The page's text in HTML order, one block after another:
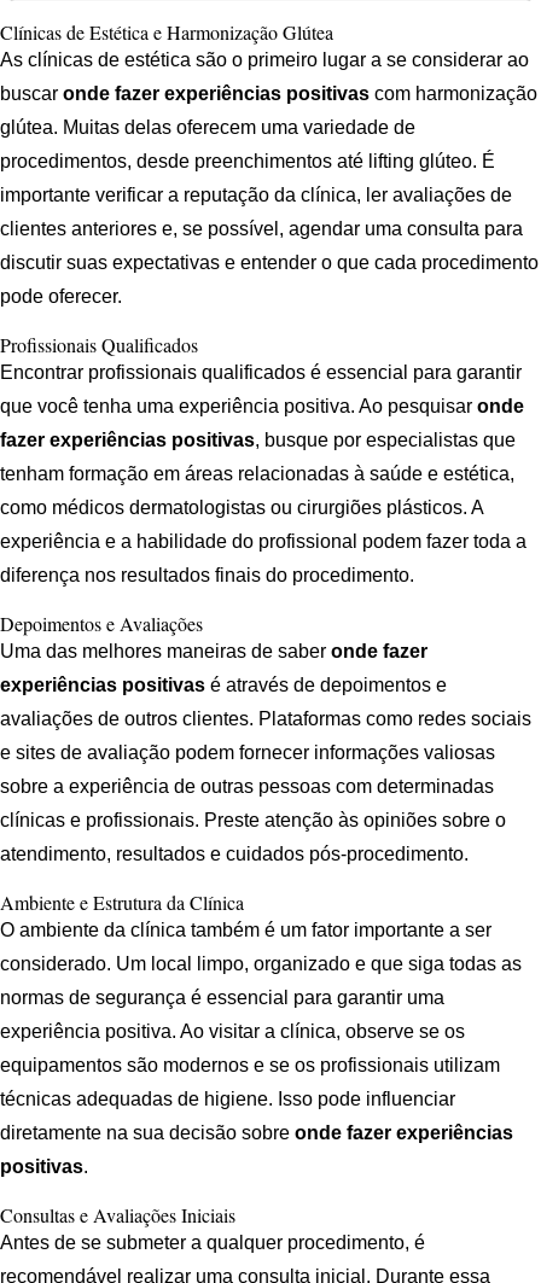
Clínicas de Estética e Harmonização Glútea
As clínicas de estética são o primeiro lugar a se considerar ao
buscar onde fazer experiências positivas com harmonização
glútea. Muitas delas oferecem uma variedade de
procedimentos, desde preenchimentos até lifting glúteo. É
importante verificar a reputação da clínica, ler avaliações de
clientes anteriores e, se possível, agendar uma consulta para
discutir suas expectativas e entender o que cada procedimento
pode oferecer.
Profissionais Qualificados
Encontrar profissionais qualificados é essencial para garantir
que você tenha uma experiência positiva. Ao pesquisar onde
fazer experiências positivas, busque por especialistas que
tenham formação em áreas relacionadas à saúde e estética,
como médicos dermatologistas ou cirurgiões plásticos. A
experiência e a habilidade do profissional podem fazer toda a
diferença nos resultados finais do procedimento.
Depoimentos e Avaliações
Uma das melhores maneiras de saber onde fazer
experiências positivas é através de depoimentos e
avaliações de outros clientes. Plataformas como redes sociais
e sites de avaliação podem fornecer informações valiosas
sobre a experiência de outras pessoas com determinadas
clínicas e profissionais. Preste atenção às opiniões sobre o
atendimento, resultados e cuidados pós-procedimento.
Ambiente e Estrutura da Clínica
O ambiente da clínica também é um fator importante a ser
considerado. Um local limpo, organizado e que siga todas as
normas de segurança é essencial para garantir uma
experiência positiva. Ao visitar a clínica, observe se os
equipamentos são modernos e se os profissionais utilizam
técnicas adequadas de higiene. Isso pode influenciar
diretamente na sua decisão sobre onde fazer experiências
positivas.
Consultas e Avaliações Iniciais
Antes de se submeter a qualquer procedimento, é
recomendável realizar uma consulta inicial. Durante essa